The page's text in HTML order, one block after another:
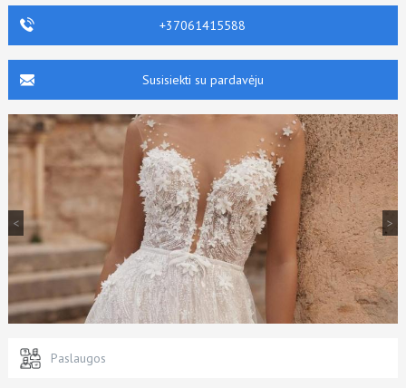
+37061415588
Susisiekti su pardavėju
< >
Paslaugos